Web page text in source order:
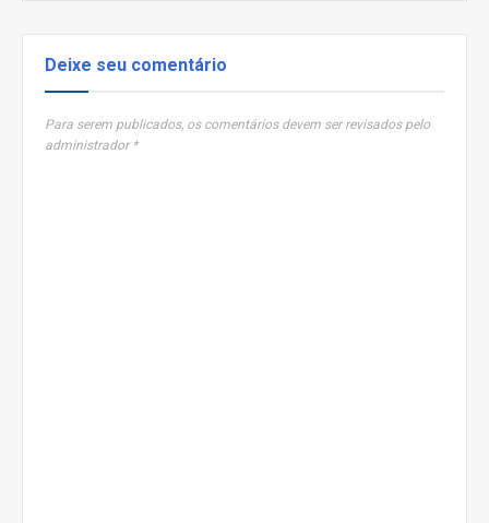
Deixe seu comentário
Para serem publicados, os comentários devem ser revisados pelo
administrador *